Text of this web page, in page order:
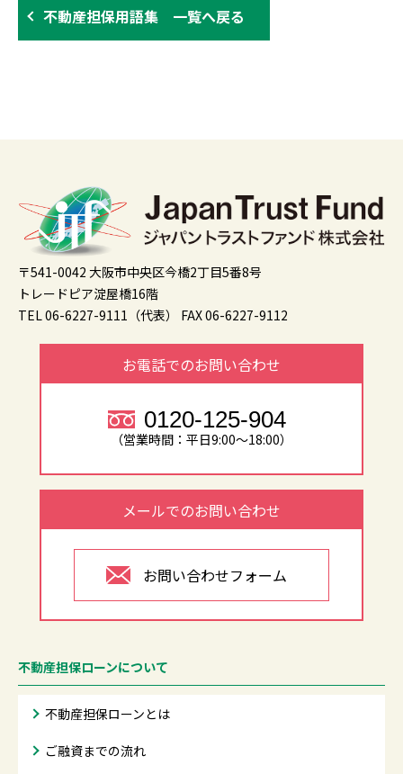
不動産担保用語集 一覧へ戻る
〒541-0042 大阪市中央区今橋2丁目5番8号
トレードピア淀屋橋16階
TEL 06-6227-9111（代表）
FAX 06-6227-9112
お電話でのお問い合わせ
0120-125-904
（営業時間：平日9:00～18:00）
メールでのお問い合わせ
お問い合わせフォーム
不動産担保ローンについて
不動産担保ローンとは
ご融資までの流れ